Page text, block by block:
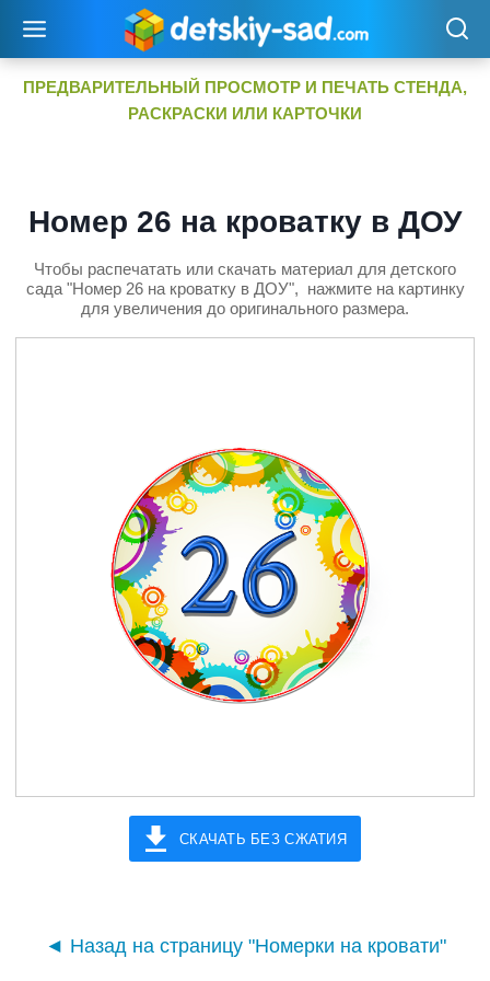
содержимому
ПРЕДВАРИТЕЛЬНЫЙ ПРОСМОТР И ПЕЧАТЬ СТЕНДА,
РАСКРАСКИ ИЛИ КАРТОЧКИ
Номер 26 на кроватку в ДОУ
Чтобы распечатать или скачать материал для детского
сада "Номер 26 на кроватку в ДОУ", нажмите на картинку
для увеличения до оригинального размера.
СКАЧАТЬ БЕЗ СЖАТИЯ
◄ Назад на страницу "Номерки на кровати"